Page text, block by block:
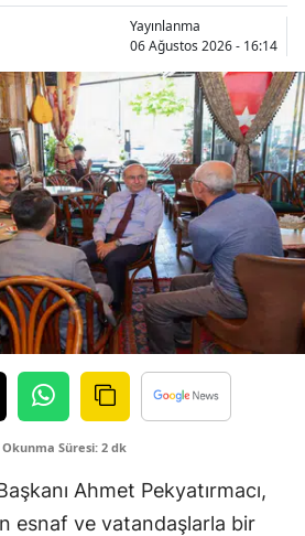
Sakarya
Samsun
Siirt
Sinop
Sivas
Tekirdağ
Tokat
Trabzon
Tunceli
Uşak
Van
Yayınlanma
06 Ağustos 2026 - 16:14
Okunma Süresi: 2 dk
Ahmet Pekyatırmacı,
esnaf ve vatandaşlarla bir